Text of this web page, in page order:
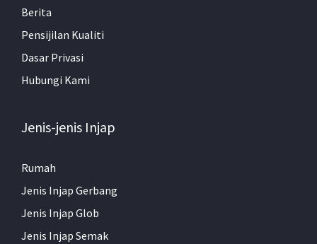
Berita
Pensijilan Kualiti
Dasar Privasi
Hubungi Kami
Jenis-jenis Injap
Rumah
Jenis Injap Gerbang
Jenis Injap Glob
Jenis Injap Semak